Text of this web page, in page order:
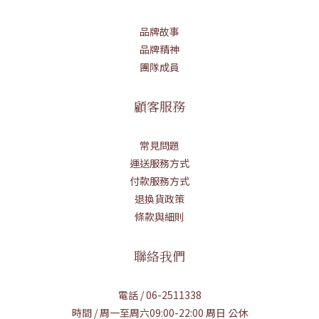
品牌故事
品牌精神
團隊成員
顧客服務
常見問題
運送服務方式
付款服務方式
退換貨政策
條款與細則
聯絡我們
電話 / 06-2511338
時間 / 周一至周六09:00-22:00 周日 公休